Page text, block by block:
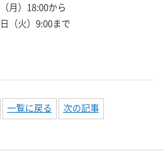
月）18:00から
火）9:00まで
一覧に戻る 次の記事